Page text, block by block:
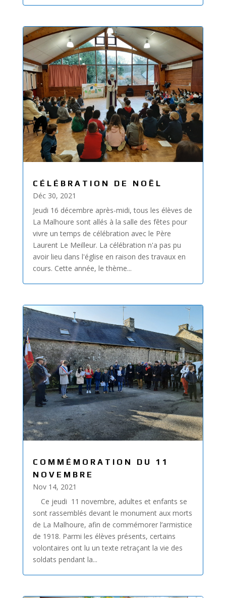
CÉLÉBRATION DE NOËL
Déc 30, 2021
Jeudi 16 décembre après-midi, tous les élèves de
La Malhoure sont allés à la salle des fêtes pour
vivre un temps de célébration avec le Père
Laurent Le Meilleur. La célébration n'a pas pu
avoir lieu dans l'église en raison des travaux en
cours. Cette année, le thème...
COMMÉMORATION DU 11
NOVEMBRE
Nov 14, 2021
Ce jeudi 11 novembre, adultes et enfants se
sont rassemblés devant le monument aux morts
de La Malhoure, afin de commémorer l’armistice
de 1918. Parmi les élèves présents, certains
volontaires ont lu un texte retraçant la vie des
soldats pendant la...